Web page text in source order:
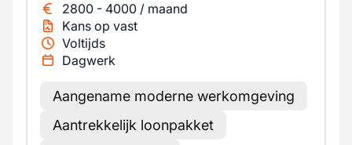
2800 - 4000 / maand
Kans op vast
Voltijds
Dagwerk
Aangename moderne werkomgeving
Aantrekkelijk loonpakket